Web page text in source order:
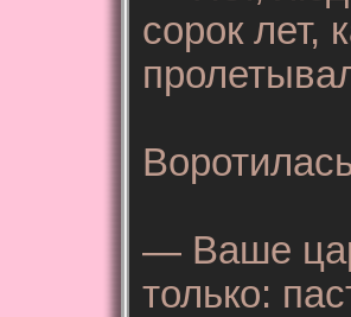
сорок лет,
— Ваше
только: